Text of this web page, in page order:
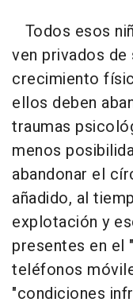
Todos esos
ven privados de
crecimiento
ellos deben
traumas
menos
abandonar el
añadido, al
explotación y
presentes en el
teléfonos
"condiciones